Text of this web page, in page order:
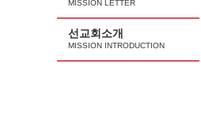
MISSION LETTER
선교회소개
MISSION INTRODUCTION